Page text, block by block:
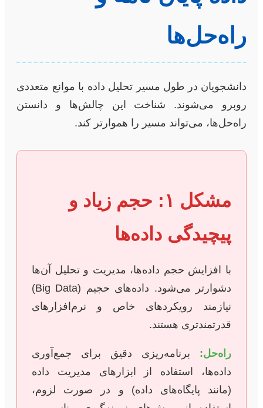
راه‌حل‌ها
دانشجویان در طول مسیر تحلیل داده با موانع متعددی
روبرو می‌شوند. شناخت این چالش‌ها و دانستن
راه‌حل‌ها، می‌تواند مسیر را هموارتر کند.
مشکل ۱: حجم زیاد و
پیچیدگی داده‌ها
با افزایش حجم داده‌ها، مدیریت و تحلیل آن‌ها
دشوارتر می‌شود. داده‌های حجیم (Big Data)
نیازمند رویکردهای خاص و نرم‌افزارهای
قدرتمندتری هستند.
راه‌حل: برنامه‌ریزی دقیق برای جمع‌آوری
داده‌ها، استفاده از ابزارهای مدیریت داده
(مانند پایگاه‌های داده) و در صورت لزوم،